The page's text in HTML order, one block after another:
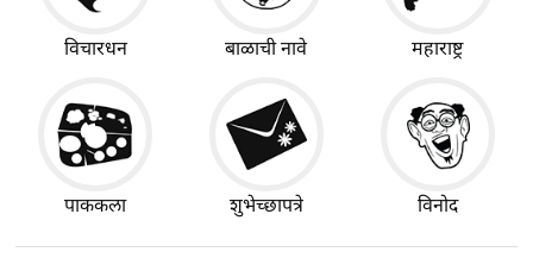
विचारधन बाळाची नावे महाराष्ट्र
पाककला शुभेच्छापत्रे विनोद